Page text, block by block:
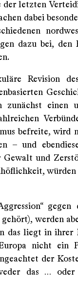
letzten
dabei
dazu bei, den
Revision
einen
befreite, wird
– und
Gewalt und
würden
gegen
werden
das liegt in ihrer
nicht ein
der
das … oder